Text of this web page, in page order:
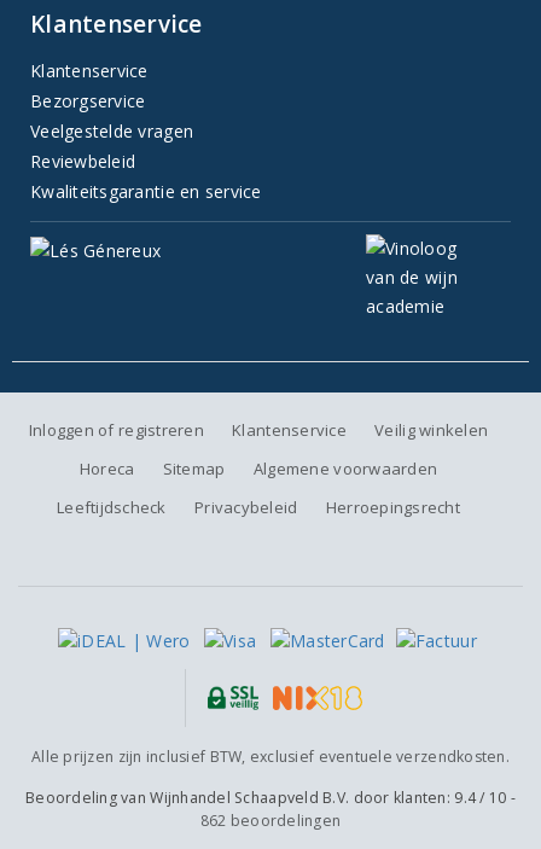
Klantenservice
Klantenservice
Bezorgservice
Veelgestelde vragen
Reviewbeleid
Kwaliteitsgarantie en service
Inloggen of registreren Klantenservice
Veilig winkelen
Horeca
Sitemap
Algemene voorwaarden
Leeftijdscheck
Privacybeleid Herroepingsrecht
Alle prijzen zijn inclusief BTW, exclusief eventuele verzendkosten.
Beoordeling vanWijnhandel Schaapveld B.V. door klanten: 9.4/ 10 -
862 beoordelingen